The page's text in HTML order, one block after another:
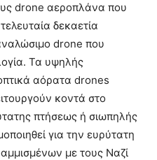
drone αεροπλάνα που
δεκαετία
drone που
Τα υψηλής
αόρατα drones
κοντά στο
πτήσεως ή σιωπηλής
για την ευρύτατη
με τους Ναζί